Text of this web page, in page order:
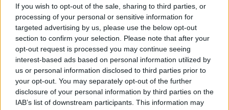
If you wish to opt-out of the sale, sharing to third parties, or
processing of your personal or sensitive information for
targeted advertising by us, please use the below opt-out
section to confirm your selection. Please note that after your
opt-out request is processed you may continue seeing
interest-based ads based on personal information utilized by
us or personal information disclosed to third parties prior to
your opt-out. You may separately opt-out of the further
disclosure of your personal information by third parties on the
IAB’s list of downstream participants. This information may